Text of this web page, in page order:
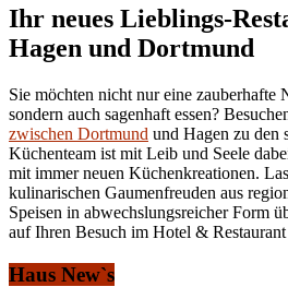
Ihr neues Lieblings-
Hagen und Dortmund
Sie möchten nicht nur eine zauberhafte
sondern auch sagenhaft essen?
zwischen Dortmund und Hagen zu den
Küchenteam ist mit Leib und Seele
mit immer neuen Küchenkreationen.
kulinarischen Gaumenfreuden aus
Speisen in abwechslungsreicher Form
auf Ihren Besuch im Hotel &
Haus New`s